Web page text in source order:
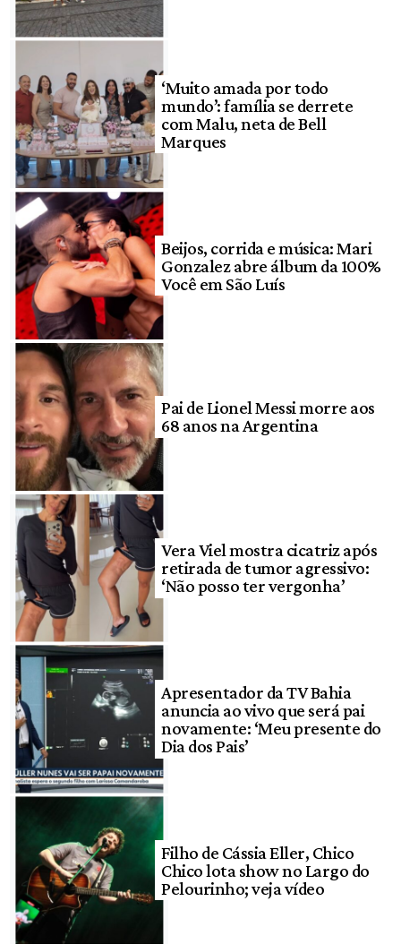
‘Muito amada por todo
mundo’: família se derrete
com Malu, neta de Bell
Marques
Beijos, corrida e música: Mari
Gonzalez abre álbum da 100%
Você em São Luís
Pai de Lionel Messi morre aos
68 anos na Argentina
Vera Viel mostra cicatriz após
retirada de tumor agressivo:
‘Não posso ter vergonha’
Apresentador da TV Bahia
anuncia ao vivo que será pai
novamente: ‘Meu presente do
Dia dos Pais’
Filho de Cássia Eller, Chico
Chico lota show no Largo do
Pelourinho; veja vídeo